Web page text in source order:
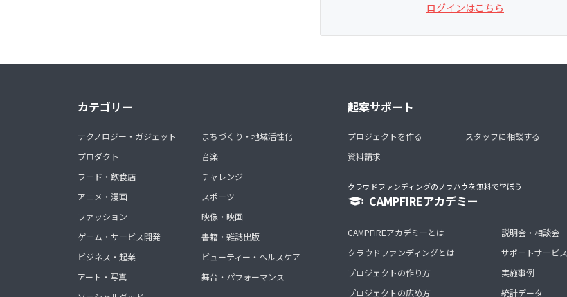
ログインはこちら
カテゴリー
テクノロジー・ガジェット
プロダクト
フード・飲食店
アニメ・漫画
ファッション
ゲーム・サービス開発
ビジネス・起業
アート・写真
まちづくり・地域活性化
音楽
チャレンジ
スポーツ
映像・映画
書籍・雑誌出版
ビューティー・ヘルスケア
舞台・パフォーマンス
起案サポート
プロジェクトを作る
資料請求
スタッフに相談する
クラウドファンディングのノウハウを無料で学ぼう
CAMPFIREアカデミー
CAMPFIREアカデミーとは
クラウドファンディングとは
プロジェクトの作り方
プロジェクトの広め方
説明会・相談会
サポートサービス
実施事例
統計データ